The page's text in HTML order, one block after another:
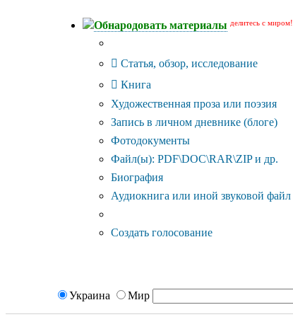
Обнародовать материалы делитесь с миром!
Статья, обзор, исследование
Книга
Художественная проза или поэзия
Запись в личном дневнике (блоге)
Фотодокументы
Файл(ы): PDF\DOC\RAR\ZIP и др.
Биография
Аудиокнига или иной звуковой файл
Создать голосование
Украина Мир